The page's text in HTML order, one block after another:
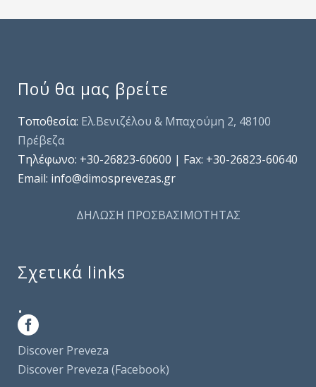
Πού θα μας βρείτε
Τοποθεσία: Ελ.Βενιζέλου & Μπαχούμη 2, 48100
Πρέβεζα
Τηλέφωνo: +30-26823-60600 | Fax: +30-26823-60640
Email: info@dimosprevezas.gr
ΔΗΛΩΣΗ ΠΡΟΣΒΑΣΙΜΟΤΗΤΑΣ
Σχετικά links
.
Discover Preveza
Discover Preveza (Facebook)